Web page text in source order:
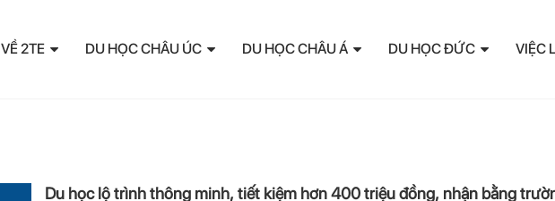
VỀ 2TE DU HỌC CHÂU ÚC DU HỌC CHÂU Á DU HỌC ĐỨC VIỆC
Du học lộ trình thông minh, tiết kiệm hơn 400 triệu đồng, nhận bằng